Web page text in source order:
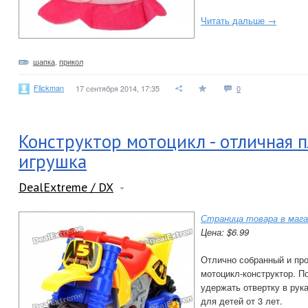
Читать дальше →
шапка прикол
Flickman 17 сентября 2014, 17:35 0
Конструктор мотоцикл - отличная
игрушка
DealExtreme / DX
Страница товара в
Цена: $6.99
Отлично собранный и
мотоцикл-конструктор.
удержать отвертку в
для детей от 3 лет.